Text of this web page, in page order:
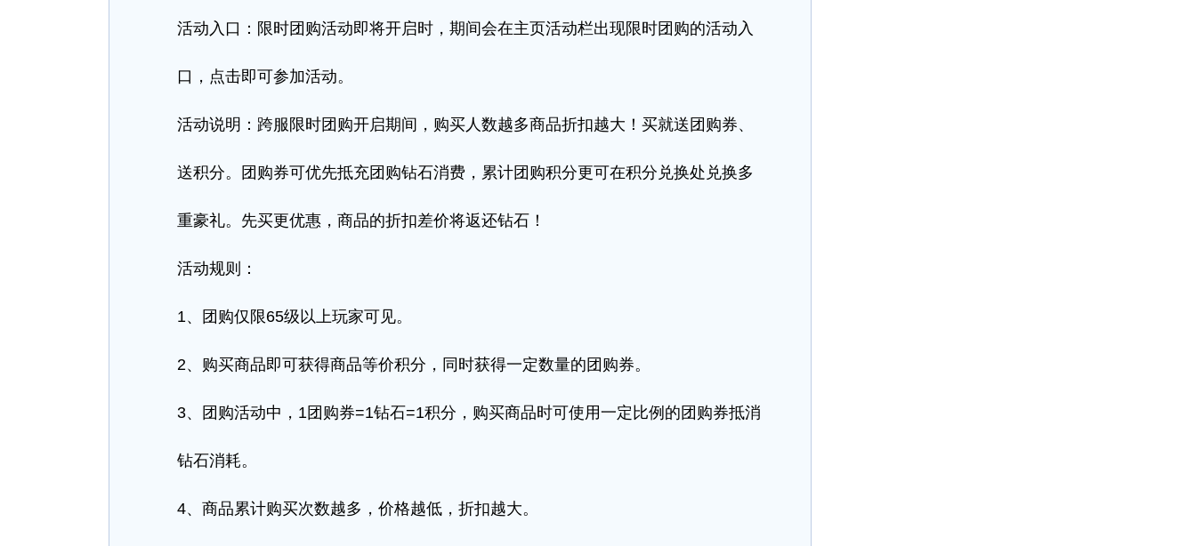
活动入口：限时团购活动即将开启时，期间会在主页活动栏出现限时团购的活动入
口，点击即可参加活动。
活动说明：跨服限时团购开启期间，购买人数越多商品折扣越大！买就送团购券、
送积分。团购券可优先抵充团购钻石消费，累计团购积分更可在积分兑换处兑换多
重豪礼。先买更优惠，商品的折扣差价将返还钻石！
活动规则：
1、团购仅限65级以上玩家可见。
2、购买商品即可获得商品等价积分，同时获得一定数量的团购券。
3、团购活动中，1团购券=1钻石=1积分，购买商品时可使用一定比例的团购券抵消
钻石消耗。
4、商品累计购买次数越多，价格越低，折扣越大。